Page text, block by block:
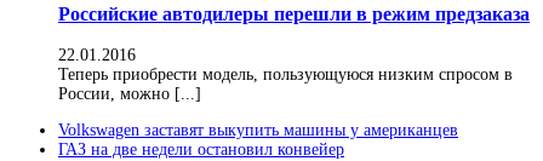
Российские автодилеры перешли в режим предзаказа
22.01.2016
Теперь приобрести модель, пользующуюся низким спросом в
России, можно [...]
Volkswagen заставят выкупить машины у американцев
ГАЗ на две недели остановил конвейер